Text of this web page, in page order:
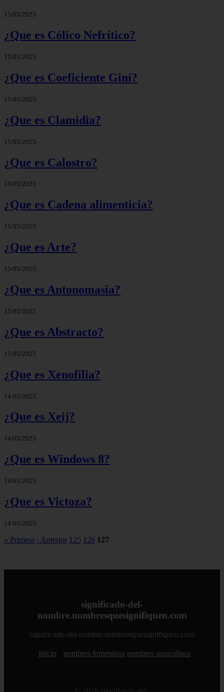
15/05/2025
¿Que es Cólico Nefrítico?
15/05/2025
¿Que es Coeficiente Gini?
15/05/2025
¿Que es Clamidia?
15/05/2025
¿Que es Calostro?
15/05/2025
¿Que es Cadena alimenticia?
15/05/2025
¿Que es Arte?
15/05/2025
¿Que es Antonomasia?
15/05/2025
¿Que es Abstracto?
15/05/2025
¿Que es Xenofilia?
14/05/2025
¿Que es Xeij?
14/05/2025
¿Que es Windows 8?
14/05/2025
¿Que es Victoza?
14/05/2025
« Primera ‹ Anterior 125 126 127
significado-del-
nombre.nombresquesignifiquen.com
significado-del-nombre.nombresquesignifiquen.com
Inicio nombres femeninos nombres masculinos